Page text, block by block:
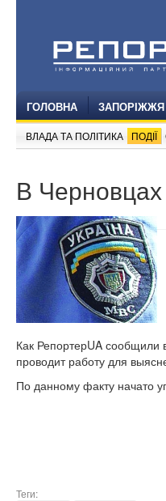
ГОЛОВНА ЗАПОРІЖЖЯ
ВЛАДА ТА ПОЛІТИКА ПОДІЇ
В
Как РепортерUA сообщили
проводит работу для
По данному факту начато
Теги: